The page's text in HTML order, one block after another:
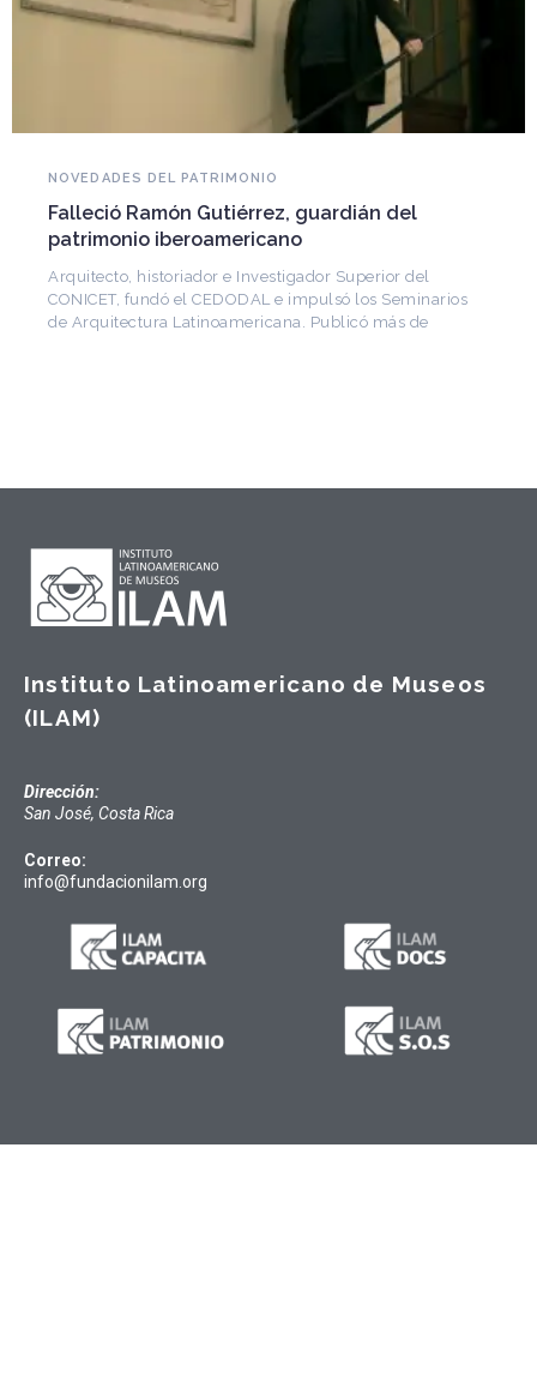
NOVEDADES DEL PATRIMONIO
Falleció Ramón Gutiérrez, guardián del
patrimonio iberoamericano
Arquitecto, historiador e Investigador Superior del
CONICET, fundó el CEDODAL e impulsó los Seminarios
de Arquitectura Latinoamericana. Publicó más de
Instituto Latinoamericano de Museos
(ILAM)
Dirección:
San José, Costa Rica
Correo:
info@fundacionilam.org